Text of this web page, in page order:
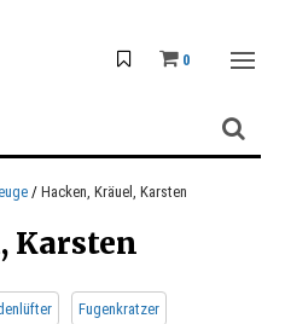
0
Hacken, Kräuel, Karsten
Karsten
Fugenkratzer